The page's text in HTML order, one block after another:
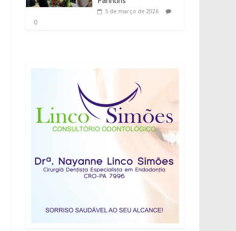
5 de março de 2026
0